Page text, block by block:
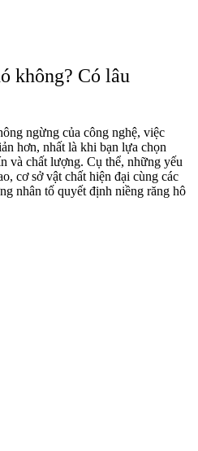
không? Có lâu
ngừng của công nghệ, việc
hơn, nhất là khi bạn lựa chọn
và chất lượng. Cụ thể, những yếu
cơ sở vật chất hiện đại cùng các
nhân tố quyết định niềng răng hô